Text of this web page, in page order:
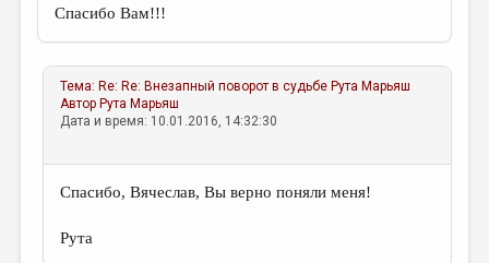
Спасибо Вам!!!
Тема: Re: Re: Внезапный поворот в судьбе Рута Марьяш
Автор Рута Марьяш
Дата и время: 10.01.2016, 14:32:30
Спасибо, Вячеслав, Вы верно поняли меня!
Рута